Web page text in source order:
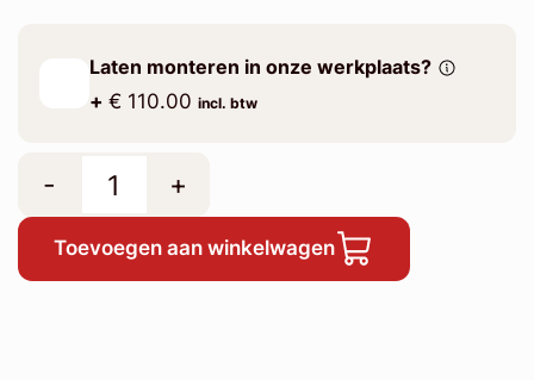
Laten monteren in onze werkplaats?
+ € 110.00 incl. btw
- +
Toevoegen aan winkelwagen